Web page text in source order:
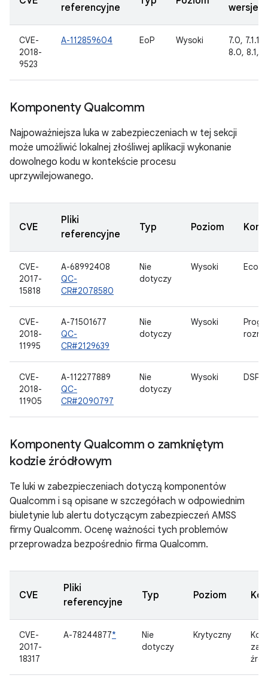
referencyjne wersje
CVE-
2018-
9523
A-112859604 EoP Wysoki
7.0, 7.1.1,
8.0, 8.1, 9
Komponenty Qualcomm
Najpoważniejsza luka w zabezpieczeniach w tej sekcji
może umożliwić lokalnej złośliwej aplikacji wykonanie
dowolnego kodu w kontekście procesu
uprzywilejowanego.
CVE
Pliki
referencyjne
Typ Poziom
CVE-
2017-
15818
A-68992408
QC-
CR#2078580
Nie
dotyczy
Wysoki
CVE-
2018-
11995
A-71501677
QC-
CR#2129639
Nie
dotyczy
Wysoki
CVE-
2018-
11905
A-112277889
QC-
CR#2090797
Nie
dotyczy
Wysoki
Komponenty Qualcomm o zamkniętym
kodzie źródłowym
Te luki w zabezpieczeniach dotyczą komponentów
Qualcomm i są opisane w szczegółach w odpowiednim
biuletynie lub alertu dotyczącym zabezpieczeń AMSS
firmy Qualcomm. Ocenę ważności tych problemów
przeprowadza bezpośrednio firma Qualcomm.
CVE
Pliki
referencyjne
Typ Poziom
CVE-
2017-
18317
A-78244877*
Nie
dotyczy
Krytyczny